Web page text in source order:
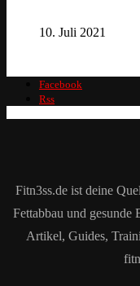
10. Juli 2021
Facebook
Rss
Fitn3ss.de ist deine
Fettabbau und gesunde
Artikel, Guides,